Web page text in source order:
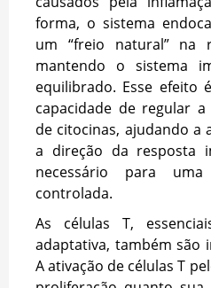
forma, o sistema
um “freio natural” na
mantendo o sistema
equilibrado. Esse efeito
capacidade de regular
de citocinas, ajudando a
a direção da resposta
necessário para
controlada.
As células T,
adaptativa, também são
A ativação de células T